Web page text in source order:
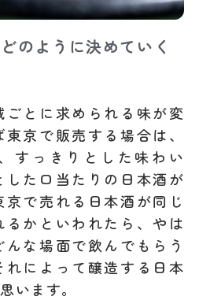
のように決めていく
ごとに求められる味が変
京で販売する場合は、
すっきりとした味わい
た口当たりの日本酒が
で売れる日本酒が同じ
るかといわれたら、やは
な場面で飲んでもらう
れによって醸造する日本
います。